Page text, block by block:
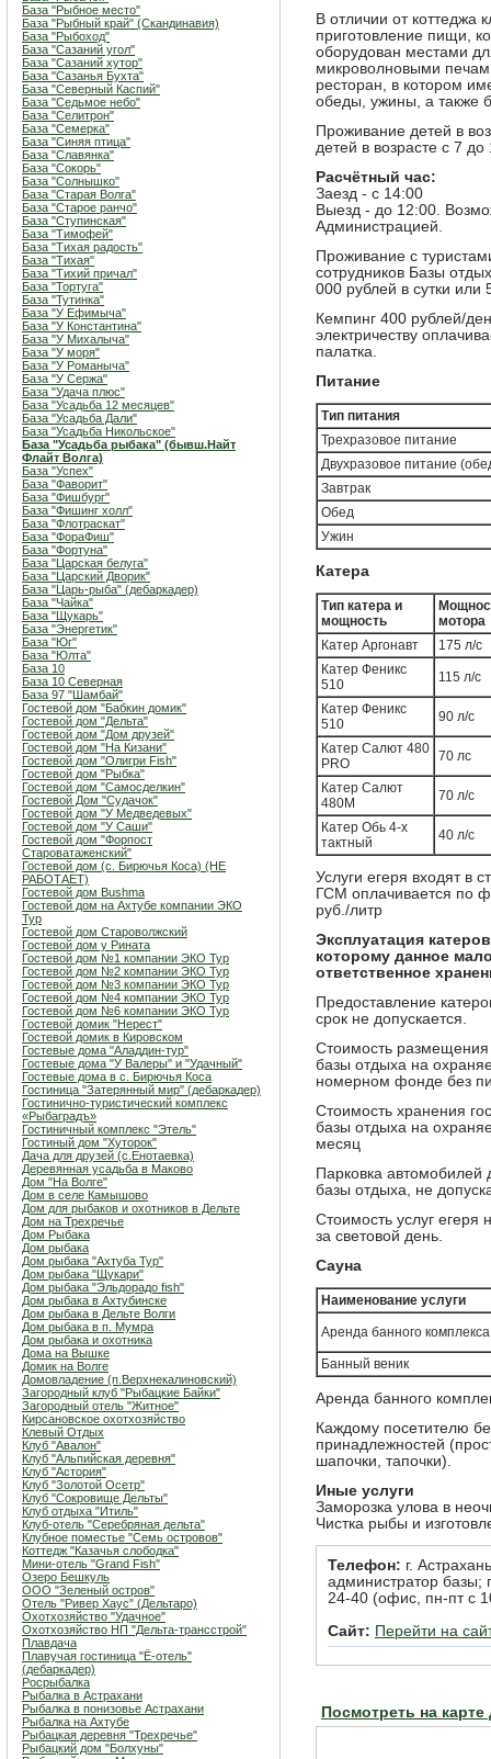
База "Рыбное место"
База "Рыбный край" (Скандинавия)
База "Рыбоход"
База "Сазаний угол"
База "Сазаний хутор"
База "Сазанья Бухта"
База "Северный Каспий"
База "Седьмое небо"
База "Селитрон"
База "Семерка"
База "Синяя птица"
База "Славянка"
База "Сокорь"
База "Солнышко"
База "Старая Волга"
База "Старое ранчо"
База "Ступинская"
База "Тимофей"
База "Тихая радость"
База "Тихая"
База "Тихий причал"
База "Тортуга"
База "Тутинка"
База "У Ефимыча"
База "У Константина"
База "У Михалыча"
База "У моря"
База "У Романыча"
База "У Сержа"
База "Удача плюс"
База "Усадьба 12 месяцев"
База "Усадьба Дали"
База "Усадьба Никольское"
База "Усадьба рыбака" (бывш.Найт
Флайт Волга)
База "Успех"
База "Фаворит"
База "Фишбург"
База "Фишинг холл"
База "Флотраскат"
База "ФораФиш"
База "Фортуна"
База "Царская белуга"
База "Царский Дворик"
База "Царь-рыба" (дебаркадер)
База "Чайка"
База "Щукарь"
База "Энергетик"
База "Юг"
База "Юлта"
База 10
База 10 Северная
База 97 "Шамбай"
Гостевой дом "Бабкин домик"
Гостевой дом "Дельта"
Гостевой дом "Дом друзей"
Гостевой дом "На Кизани"
Гостевой дом "Олигри Fish"
Гостевой дом "Рыбка"
Гостевой дом "Самосделкин"
Гостевой Дом "Судачок"
Гостевой дом "У Медведевых"
Гостевой дом "У Саши"
Гостевой дом "Форпост
Староватаженский"
Гостевой дом (с. Бирючья Коса) (НЕ
РАБОТАЕТ)
Гостевой дом Bushma
Гостевой дом на Ахтубе компании ЭКО
Тур
Гостевой дом Староволжский
Гостевой дом у Рината
Гостевой дом №1 компании ЭКО Тур
Гостевой дом №2 компании ЭКО Тур
Гостевой дом №3 компании ЭКО Тур
Гостевой дом №4 компании ЭКО Тур
Гостевой дом №6 компании ЭКО Тур
Гостевой домик "Нерест"
Гостевой домик в Кировском
Гостевые дома "Аладдин-тур"
Гостевые дома "У Валеры" и "Удачный"
Гостевые дома в с. Бирючья Коса
Гостиница "Затерянный мир" (дебаркадер)
Гостинично-туристический комплекс
«Рыбаградъ»
Гостиничный комплекс "Этель"
Гостиный дом "Хуторок"
Дача для друзей (с.Енотаевка)
Деревянная усадьба в Маково
Дом "На Волге"
Дом в селе Камышово
Дом для рыбаков и охотников в Дельте
Дом на Трехречье
Дом Рыбака
Дом рыбака
Дом рыбака "Ахтуба Тур"
Дом рыбака "Щукари"
Дом рыбака "Эльдорадо fish"
Дом рыбака в Ахтубинске
Дом рыбака в Дельте Волги
Дом рыбака в п. Мумра
Дом рыбака и охотника
Дома на Вышке
Домик на Волге
Домовладение (п.Верхнекалиновский)
Загородный клуб "Рыбацкие Байки"
Загородный отель "Житное"
Кирсановское охотхозяйство
Клевый Отдых
Клуб "Авалон"
Клуб "Альпийская деревня"
Клуб "Астория"
Клуб "Золотой Осетр"
Клуб "Сокровище Дельты"
Клуб отдыха "Итиль"
Клуб-отель "Серебряная дельта"
Клубное поместье "Семь островов"
Коттедж "Казачья слободка"
Мини-отель "Grand Fish"
Озеро Бешкуль
ООО "Зеленый остров"
Отель "Ривер Хаус" (Дельтаро)
Охотхозяйство "Удачное"
Охотхозяйство НП "Дельта-трансстрой"
Плавдача
Плавучая гостиница "Ё-отель"
(дебаркадер)
Росрыбалка
Рыбалка в Астрахани
Рыбалка в понизовье Астрахани
Рыбалка на Ахтубе
Рыбацкая деревня "Трехречье"
Рыбацкий дом "Болхуны"
В отличии от коттеджа
приготовление пищи,
оборудован местами
микроволновыми
ресторан, в котором
обеды, ужины, а также
Проживание детей в
детей в возрасте с 7
Расчётный час:
Заезд - с 14:00
Выезд - до 12:00.
Администрацией.
Проживание с
сотрудников Базы
000 рублей в сутки или
Кемпинг 400 рублей/
электричеству
палатка.
Питание
Тип питания
Трехразовое питание
Двухразовое питание
Завтрак
Обед
Ужин
Катера
Тип катера и
мощность
мотора
Катер Аргонавт
175 л/с
Катер Феникс
510
115 л/с
Катер Феникс
510
90 л/с
Катер Салют 480
PRO
70 лс
Катер Салют
480М
70 л/с
Катер Обь 4-х
тактный
40 л/с
Услуги егеря входят в
ГСМ оплачивается по
руб./литр
Эксплуатация
которому данное
ответственное
Предоставление
срок не допускается.
Стоимость размещения
базы отдыха на
номерном фонде без
Стоимость хранения
базы отдыха на
месяц
Парковка
базы отдыха, не
Стоимость услуг егеря
за световой день.
Сауна
Наименование услуги
Аренда банного комплекса
Банный веник
Аренда банного
Каждому посетителю
принадлежностей
шапочки, тапочки).
Иные услуги
Заморозка улова в
Чистка рыбы и
Телефон: г.
администратор базы;
24-40 (офис, пн-пт с
Сайт: Перейти на
Посмотреть на